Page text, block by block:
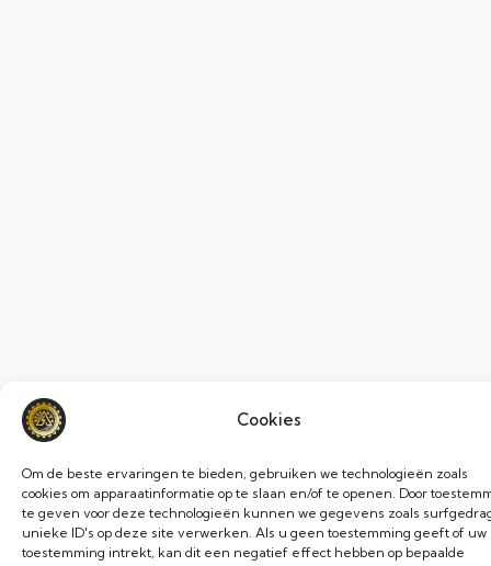
Cookies
Om de beste ervaringen te bieden, gebruiken we technologieën zoals
cookies om apparaatinformatie op te slaan en/of te openen. Door
te geven voor deze technologieën kunnen we gegevens zoals
unieke ID's op deze site verwerken. Als u geen toestemming geeft of uw
toestemming intrekt, kan dit een negatief effect hebben op bepaalde